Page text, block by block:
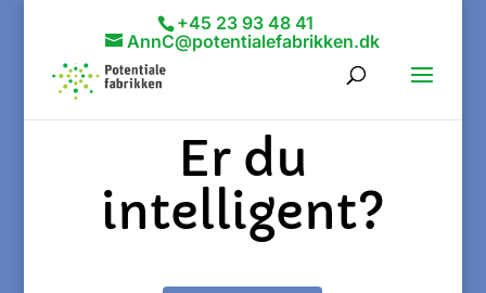
+45 23 93 48 41
AnnC@potentialefabrikken.dk
Er du
intelligent?